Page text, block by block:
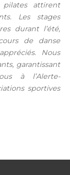
attirent
Les stages
durant l’été,
de danse
Nous
garantissant
à l’Alerte-
sportives